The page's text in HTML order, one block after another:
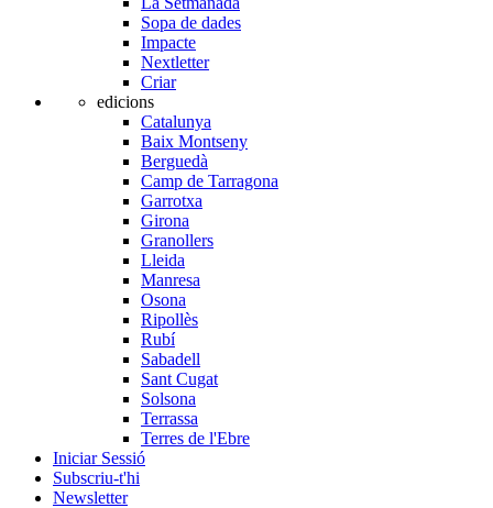
Sopa de dades
Impacte
Nextletter
Criar
edicions
Catalunya
Baix Montseny
Berguedà
Camp de Tarragona
Garrotxa
Girona
Granollers
Lleida
Manresa
Osona
Ripollès
Rubí
Sabadell
Sant Cugat
Solsona
Terrassa
Terres de l'Ebre
Iniciar Sessió
Subscriu-t'hi
Newsletter